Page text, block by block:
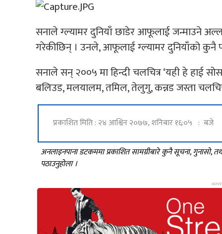
सनाले ग्ल्यामर दुनियाँ छाडेर आफूलाई जन्माउने
गरेकीछिन् । उनले, आफूलाई ग्ल्यामर दुनियाँको कुनै
सनाले सन् २००५ मा हिन्दी चलचित्र ‘यही हे हाई
बलिउड, मलयालम, तमिल, तेलुगु, कन्नड जस्ता
प्रकाशित मिति : २४ आश्विन २०७७, शनिबार १६:०५ : बजे
अनलाइनपाना डटकममा प्रकाशित सामग्रीबारे कुनै सूचना, गुनासो,
पठाउनुहोला ।